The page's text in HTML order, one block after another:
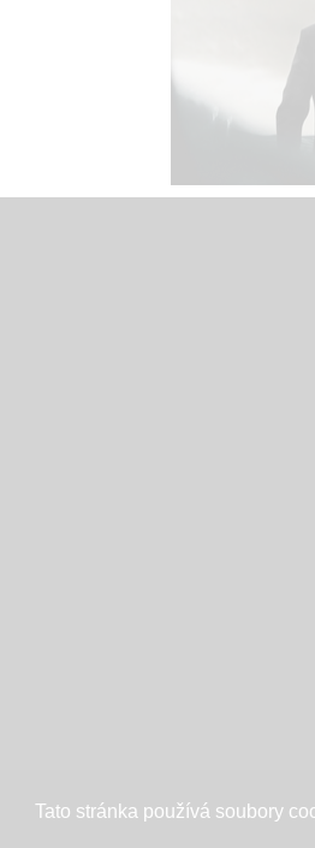
Tato stránka používá soubory